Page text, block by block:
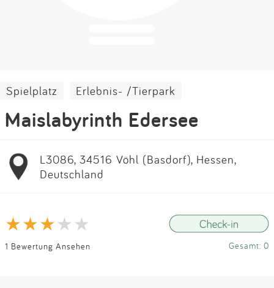
Spielplatz Erlebnis- /Tierpark
Maislabyrinth Edersee
L3086, 34516 Vöhl (Basdorf), Hessen,
Deutschland
1 Bewertung Ansehen Gesamt: 0